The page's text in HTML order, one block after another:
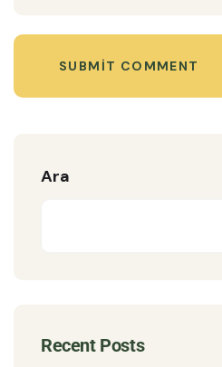
SUBMIT COMMENT
Ara
Recent Posts